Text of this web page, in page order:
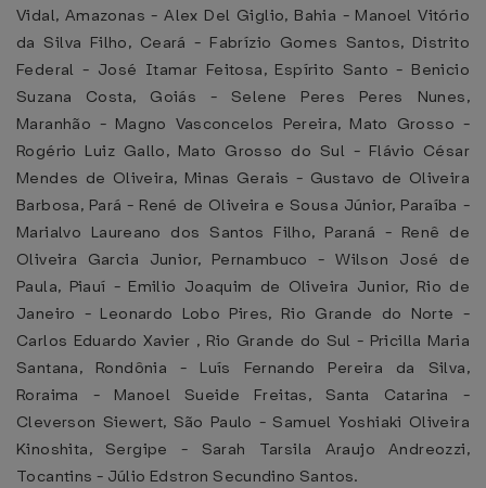
Vidal, Amazonas - Alex Del Giglio, Bahia - Manoel Vitório
da Silva Filho, Ceará - Fabrízio Gomes Santos, Distrito
Federal - José Itamar Feitosa, Espírito Santo - Benicio
Suzana Costa, Goiás - Selene Peres Peres Nunes,
Maranhão - Magno Vasconcelos Pereira, Mato Grosso -
Rogério Luiz Gallo, Mato Grosso do Sul - Flávio César
Mendes de Oliveira, Minas Gerais - Gustavo de Oliveira
Barbosa, Pará - René de Oliveira e Sousa Júnior, Paraíba -
Marialvo Laureano dos Santos Filho, Paraná - Renê de
Oliveira Garcia Junior, Pernambuco - Wilson José de
Paula, Piauí - Emilio Joaquim de Oliveira Junior, Rio de
Janeiro - Leonardo Lobo Pires, Rio Grande do Norte -
Carlos Eduardo Xavier , Rio Grande do Sul - Pricilla Maria
Santana, Rondônia - Luís Fernando Pereira da Silva,
Roraima - Manoel Sueide Freitas, Santa Catarina -
Cleverson Siewert, São Paulo - Samuel Yoshiaki Oliveira
Kinoshita, Sergipe - Sarah Tarsila Araujo Andreozzi,
Tocantins - Júlio Edstron Secundino Santos.